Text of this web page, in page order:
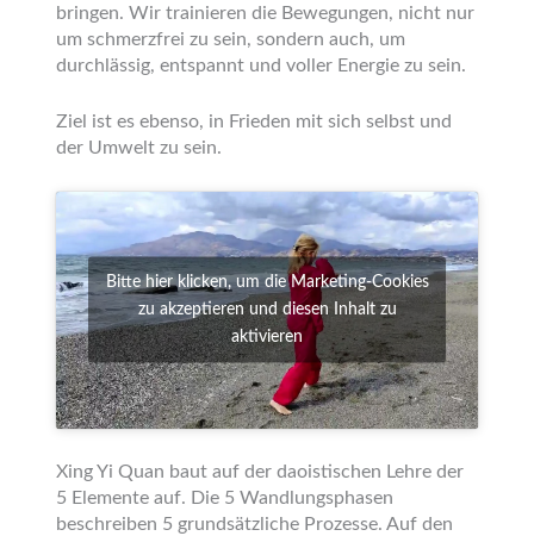
bringen. Wir trainieren die Bewegungen, nicht nur
um schmerzfrei zu sein, sondern auch, um
durchlässig, entspannt und voller Energie zu sein.
Ziel ist es ebenso, in Frieden mit sich selbst und
der Umwelt zu sein.
Bitte hier klicken, um die Marketing-Cookies
zu akzeptieren und diesen Inhalt zu
aktivieren
Xing Yi Quan baut auf der daoistischen Lehre der
5 Elemente auf. Die 5 Wandlungs­phasen
beschreiben 5 grundsätzliche Prozesse. Auf den